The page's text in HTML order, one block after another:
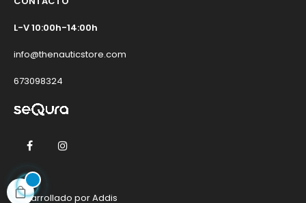
L-V 10:00h-14:00h
info@thenauticstore.com
673098324
Facebook
Desarrollado porAddis